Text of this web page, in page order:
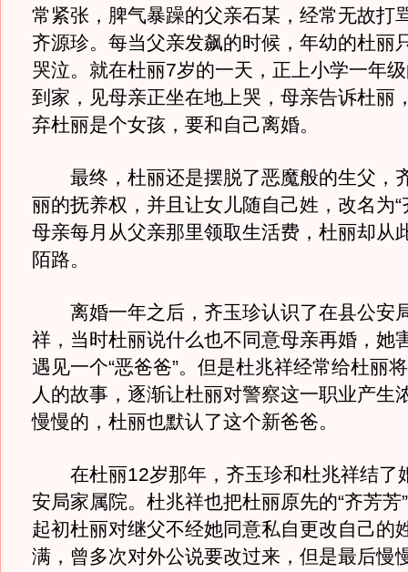
常紧张，脾气暴躁的父亲石某，经常无故打
齐源珍。每当父亲发飙的时候，年幼的杜丽
哭泣。就在杜丽7岁的一天，正上小学一年
到家，见母亲正坐在地上哭，母亲告诉杜丽
弃杜丽是个女孩，要和自己离婚。
最终，杜丽还是摆脱了恶魔般的生父，
丽的抚养权，并且让女儿随自己姓，改名为“
母亲每月从父亲那里领取生活费，杜丽却从
陌路。
离婚一年之后，齐玉珍认识了在县公安
祥，当时杜丽说什么也不同意母亲再婚，她
遇见一个“恶爸爸”。但是杜兆祥经常给杜丽
人的故事，逐渐让杜丽对警察这一职业产生
慢慢的，杜丽也默认了这个新爸爸。
在杜丽12岁那年，齐玉珍和杜兆祥结了
安局家属院。杜兆祥也把杜丽原先的“齐芳芳
起初杜丽对继父不经她同意私自更改自己的
满，曾多次对外公说要改过来，但是最后慢